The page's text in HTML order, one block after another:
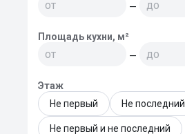
—
Площадь кухни, м²
—
Этаж
Не первый
Не последний
Не первый и не последний